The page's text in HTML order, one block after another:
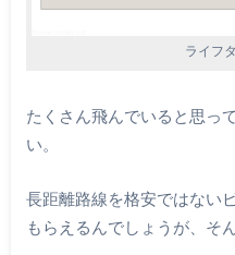
ライフ
たくさん飛んでいると思っ
い。
長距離路線を格安ではない
もらえるんでしょうが、そ